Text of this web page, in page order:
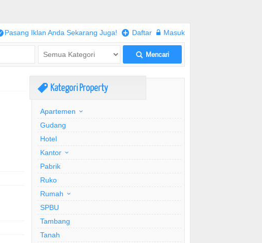
Pasang Iklan Anda Sekarang Juga! + Daftar w Masuk
L Mencari
, Kategori Property
Apartemen
Gudang
Hotel
Kantor
Pabrik
Ruko
Rumah
SPBU
Tambang
Tanah